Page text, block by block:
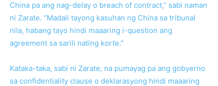
China pa ang nag-delay o breach of contract,” sabi naman
ni Zarate. “Madali tayong kasuhan ng China sa tribunal
nila, habang tayo hindi maaaring i-question ang
agreement sa sarili nating korte.”
Kataka-taka, sabi ni Zarate, na pumayag pa ang gobyerno
sa confidentiality clause o deklarasyong hindi maaaring